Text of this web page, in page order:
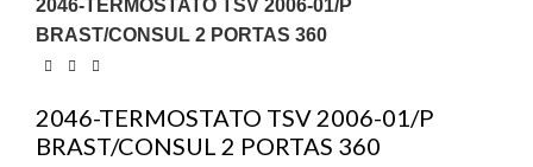
2046-TERMOSTATO TSV 2006-01/P
BRAST/CONSUL 2 PORTAS 360
2046-TERMOSTATO TSV 2006-01/P
BRAST/CONSUL 2 PORTAS 360